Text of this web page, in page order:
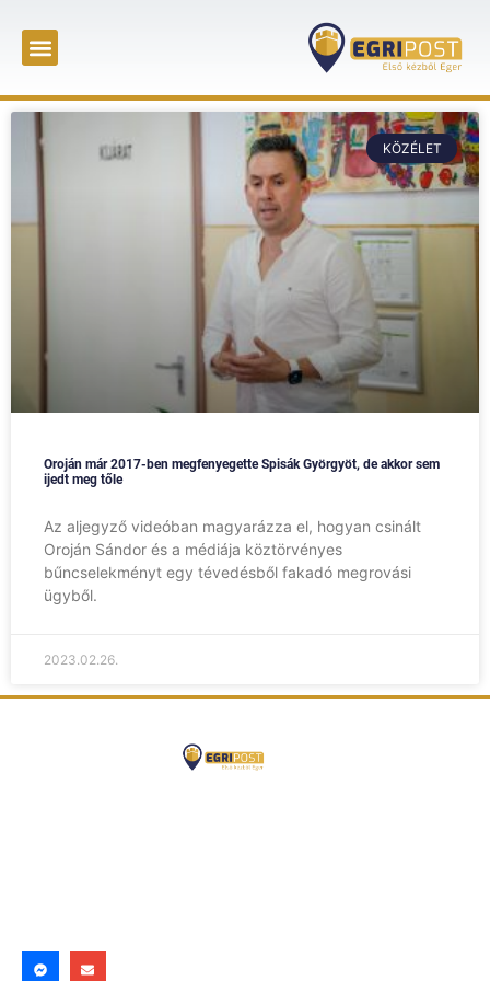
KÖZÉLET
Oroján már 2017-ben megfenyegette Spisák Györgyöt, de akkor sem
ijedt meg tőle
Az aljegyző videóban magyarázza el, hogyan csinált
Oroján Sándor és a médiája köztörvényes
bűncselekményt egy tévedésből fakadó megrovási
ügyből.
2023.02.26.